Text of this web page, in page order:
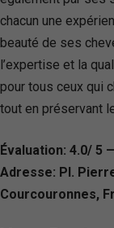
chacun une
beauté de ses
l’expertise et la
pour tous ceux qui
tout en préservant
Évaluation: 4.0/ 5
Adresse: Pl.
Courcouronnes,